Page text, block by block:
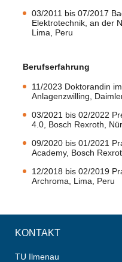
03/2011 bis 07/2017
Elektrotechnik, an der
Lima, Peru
Berufserfahrung
11/2023 Doktorandin
Anlagenzwilling,
03/2021 bis 02/2022
4.0, Bosch Rexroth,
09/2020 bis 01/2021
Academy, Bosch
12/2018 bis 02/2019
Archroma, Lima, Peru
KONTAKT
TU Ilmenau